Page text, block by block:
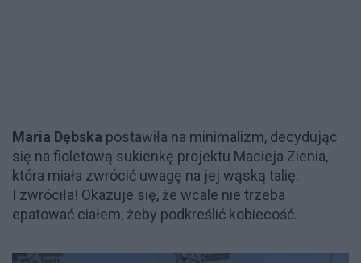
Maria Dębska postawiła na minimalizm, decydując
się na fioletową sukienkę projektu Macieja Zienia,
która miała zwrócić uwagę na jej wąską talię.
I zwróciła! Okazuje się, że wcale nie trzeba
epatować ciałem, żeby podkreślić kobiecość.